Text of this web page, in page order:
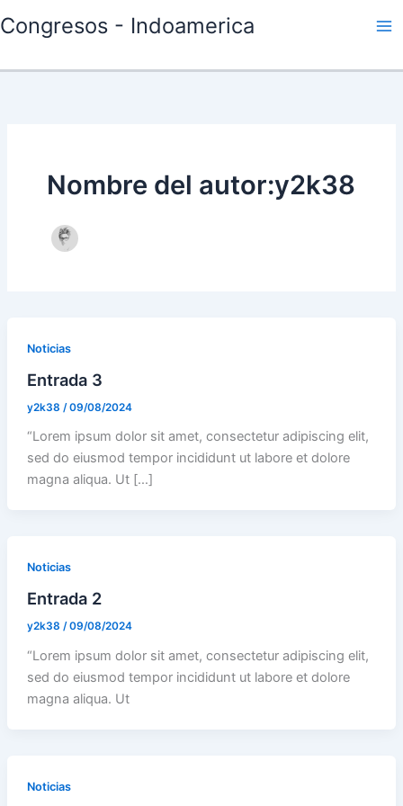
al
Congresos - Indoamerica
Nombre del autor:y2k38
Noticias
Entrada 3
y2k38 /09/08/2024
“Lorem ipsum dolor sit amet, consectetur adipiscing elit,
sed do eiusmod tempor incididunt ut labore et dolore
magna aliqua. Ut […]
Noticias
Entrada 2
y2k38 /09/08/2024
“Lorem ipsum dolor sit amet, consectetur adipiscing elit,
sed do eiusmod tempor incididunt ut labore et dolore
magna aliqua. Ut
Noticias